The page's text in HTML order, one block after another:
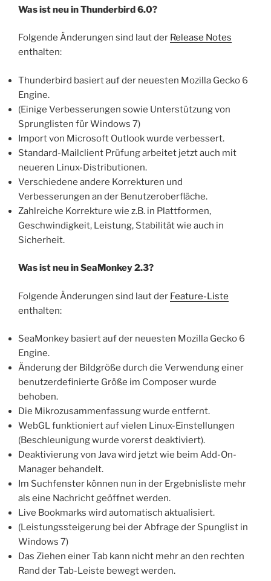
Was ist neu in Thunderbird 6.0?
Folgende Änderungen sind laut der Release Notes
enthalten:
Thunderbird basiert auf der neuesten Mozilla Gecko 6
Engine.
(Einige Verbesserungen sowie Unterstützung von
Sprunglisten für Windows 7)
Import von Microsoft Outlook wurde verbessert.
Standard-Mailclient Prüfung arbeitet jetzt auch mit
neueren Linux-Distributionen.
Verschiedene andere Korrekturen und
Verbesserungen an der Benutzeroberfläche.
Zahlreiche Korrekture wie z.B. in Plattformen,
Geschwindigkeit, Leistung, Stabilität wie auch in
Sicherheit.
Was ist neu in SeaMonkey 2.3?
Folgende Änderungen sind laut der Feature-Liste
enthalten:
SeaMonkey basiert auf der neuesten Mozilla Gecko 6
Engine.
Änderung der Bildgröße durch die Verwendung einer
benutzerdefinierte Größe im Composer wurde
behoben.
Die Mikrozusammenfassung wurde entfernt.
WebGL funktioniert auf vielen Linux-Einstellungen
(Beschleunigung wurde vorerst deaktiviert).
Deaktivierung von Java wird jetzt wie beim Add-On-
Manager behandelt.
Im Suchfenster können nun in der Ergebnisliste mehr
als eine Nachricht geöffnet werden.
Live Bookmarks wird automatisch aktualisiert.
(Leistungssteigerung bei der Abfrage der Spunglist in
Windows 7)
Das Ziehen einer Tab kann nicht mehr an den rechten
Rand der Tab-Leiste bewegt werden.